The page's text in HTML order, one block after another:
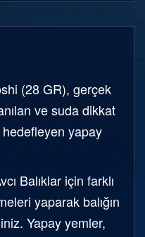
(28 GR), gerçek
ve suda dikkat
yapay
Balıklar için farklı
yaparak balığın
Yapay yemler,